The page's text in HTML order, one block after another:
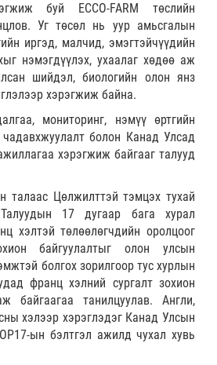
буй ECCO-FARM төслийн
Уг төсөл нь уур амьсгалын
иргэд, малчид, эмэгтэйчүүдийн
нэмэгдүүлэх, ухаалаг хөдөө аж
шийдэл, биологийн олон янз
хэрэгжиж байна.
мониторинг, нэмүү өртгийн
болон Канад Улсад
хэрэгжиж байгааг талууд
талаас Цөлжилттэй тэмцэх тухай
17 дугаар бага хурал
хэлтэй төлөөлөгчдийн оролцоог
байгуулалтыг олон улсын
болгох зорилгоор тус хурлын
франц хэлний сургалт зохион
байгаагаа танилцуулав. Англи,
хэлээр хэрэглэдэг Канад Улсын
ын бэлтгэл ажилд чухал хувь